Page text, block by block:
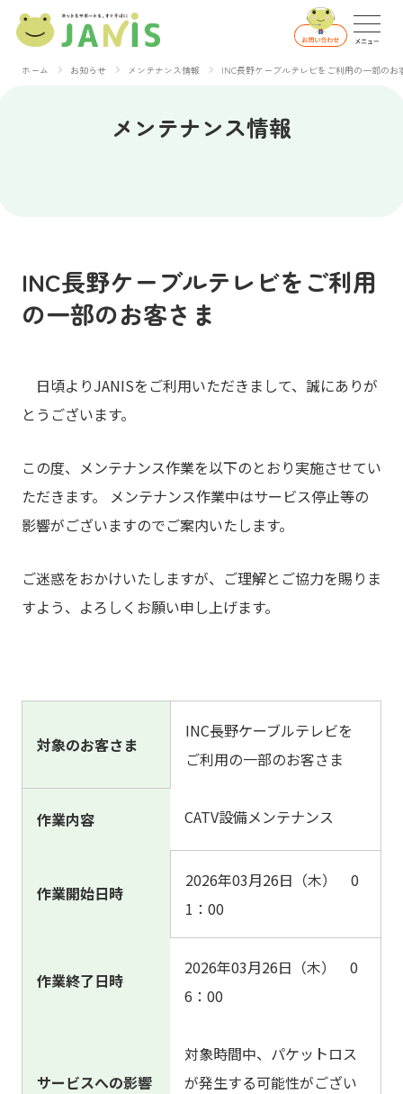
ホーム お知らせ メンテナンス情報 INC長野ケーブルテレビをご利用の一部のお
メンテナンス情報
INC長野ケーブルテレビをご利用
の一部のお客さま
日頃よりJANISをご利用いただきまして、誠にありが
とうございます。
この度、メンテナンス作業を以下のとおり実施させてい
ただきます。 メンテナンス作業中はサービス停止等の
影響がございますのでご案内いたします。
ご迷惑をおかけいたしますが、ご理解とご協力を賜りま
すよう、よろしくお願い申し上げます。
対象のお客さま
INC長野ケーブルテレビを
ご利用の一部のお客さま
作業内容 CATV設備メンテナンス
作業開始日時
2026年03月26日（木） 0
1：00
作業終了日時
2026年03月26日（木） 0
6：00
サービスへの影響
対象時間中、パケットロス
が発生する可能性がござい